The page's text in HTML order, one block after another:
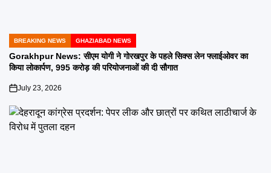
POSTED
IN
BREAKING NEWS GHAZIABAD NEWS
Gorakhpur News: सीएम योगी ने गोरखपुर के पहले सिक्स लेन फ्लाईओवर का
किया लोकार्पण, 995 करोड़ की परियोजनाओं की दी सौगात
on
July 23, 2026